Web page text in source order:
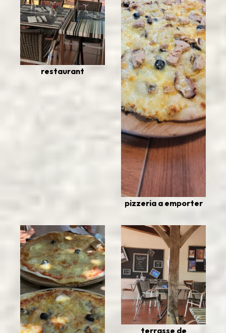
restaurant
pizzeria a emporter
terrasse de